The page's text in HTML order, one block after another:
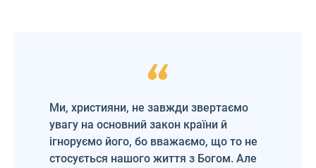
Ми, християни, не завжди звертаємо
увагу на основний закон країни й
ігноруємо його, бо вважаємо, що то не
стосується нашого життя з Богом. Але